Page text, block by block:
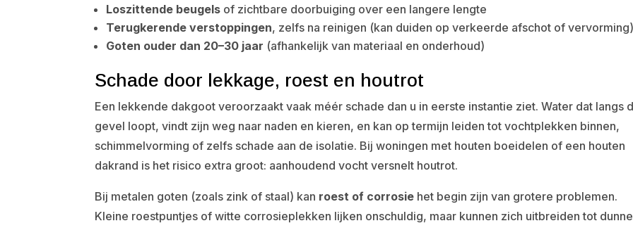
Loszittende beugels of zichtbare doorbuiging over een langere lengte
Terugkerende verstoppingen, zelfs na reinigen (kan duiden op verkeerde afschot of vervorming)
Goten ouder dan 20–30 jaar (afhankelijk van materiaal en onderhoud)
Schade door lekkage, roest en houtrot
Een lekkende dakgoot veroorzaakt vaak méér schade dan u in eerste instantie ziet. Water dat langs
gevel loopt, vindt zijn weg naar naden en kieren, en kan op termijn leiden tot vochtplekken binnen,
schimmelvorming of zelfs schade aan de isolatie. Bij woningen met houten boeidelen of een houten
dakrand is het risico extra groot: aanhoudend vocht versnelt houtrot.
Bij metalen goten (zoals zink of staal) kan roest of corrosie het begin zijn van grotere problemen.
Kleine roestpuntjes of witte corrosieplekken lijken onschuldig, maar kunnen zich uitbreiden tot dunne